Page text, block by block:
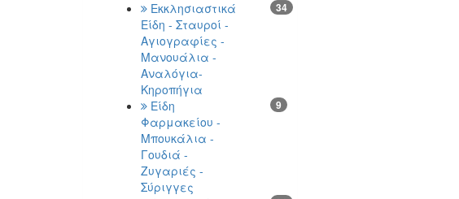
Εκκλησιαστικά
Είδη - Σταυροί -
Αγιογραφίες -
Μανουάλια -
Αναλόγια-
Κηροπήγια
34
Είδη
Φαρμακείου -
Μπουκάλια -
Γουδιά -
Ζυγαριές -
Σύριγγες
9